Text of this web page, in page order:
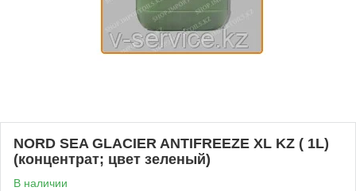
NORD SEA GLACIER ANTIFREEZE XL KZ ( 1L)
(концентрат; цвет зеленый)
В наличии